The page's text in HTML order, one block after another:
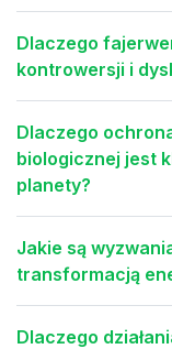
Dlaczego
kontrowersji i
Dlaczego
biologicznej jest
planety?
Jakie są
transformacją
Dlaczego